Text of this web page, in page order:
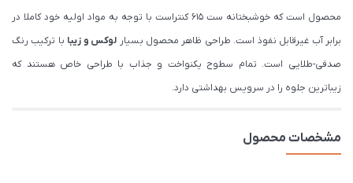
محصول است که خوشبختانه ست 615 کنتراست با توجه به مواد اولیه خود کاملا در
برابر آب غیرقابل نفوذ است. طراحی ظاهر محصول بسیار لوکس و زیبا با ترکیب رنگ
صدفی-طلایی است. تمام سطوح یکنواخت و جذاب با طراحی خاص هستند که
زیباترین جلوه را در سرویس بهداشتی دارد.
مشخصات محصول